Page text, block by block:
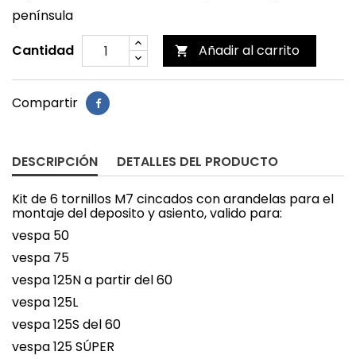
península
Cantidad
 Añadir al carrito
Compartir
DESCRIPCIÓN DETALLES DEL PRODUCTO
Kit de 6 tornillos M7 cincados con arandelas para el
montaje del deposito y asiento, valido para:
vespa 50
vespa 75
vespa 125N a partir del 60
vespa 125L
vespa 125S del 60
vespa 125 SÚPER